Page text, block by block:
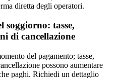
diretta degli operatori.
soggiorno: tasse,
di cancellazione
del pagamento; tasse,
possono aumentare
paghi. Richiedi un dettaglio